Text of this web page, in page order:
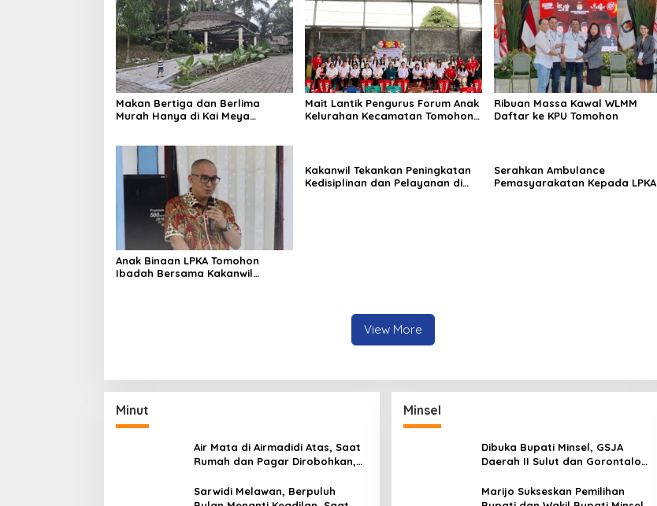
Makan Bertiga dan Berlima
Murah Hanya di Kai Meya
Mait Lantik Pengurus Forum Anak
Kelurahan Kecamatan Tomohon
Ribuan Massa Kawal WLMM
Daftar ke KPU Tomohon
Anak Binaan LPKA Tomohon
Ibadah Bersama Kakanwil
Kakanwil Tekankan Peningkatan
Kedisiplinan dan Pelayanan di
Serahkan Ambulance
Pemasyarakatan Kepada LPKA
View More
Minut
Air Mata di Airmadidi Atas, Saat
Rumah dan Pagar Dirobohkan,
Sarwidi Melawan, Berpuluh
Minsel
Dibuka Bupati Minsel, GSJA
Daerah II Sulut dan Gorontalo
Amurang
Marijo Sukseskan Pemilihan